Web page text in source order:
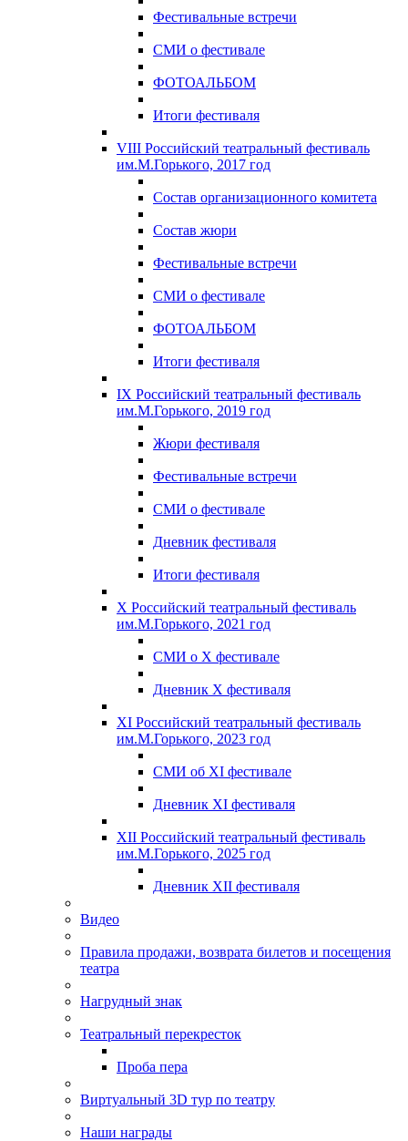
Фестивальные встречи
СМИ о фестивале
ФОТОАЛЬБОМ
Итоги фестиваля
VIII Российский театральный фестиваль
им.М.Горького, 2017 год
Состав организационного комитета
Состав жюри
Фестивальные встречи
СМИ о фестивале
ФОТОАЛЬБОМ
Итоги фестиваля
IX Российский театральный фестиваль
им.М.Горького, 2019 год
Жюри фестиваля
Фестивальные встречи
СМИ о фестивале
Дневник фестиваля
Итоги фестиваля
X Российский театральный фестиваль
им.М.Горького, 2021 год
СМИ о X фестивале
Дневник X фестиваля
XI Российский театральный фестиваль
им.М.Горького, 2023 год
СМИ об XI фестивале
Дневник XI фестиваля
XII Российский театральный фестиваль
им.М.Горького, 2025 год
Дневник XII фестиваля
Видео
Правила продажи, возврата билетов и посещения
театра
Нагрудный знак
Театральный перекресток
Проба пера
Виртуальный 3D тур по театру
Наши награды